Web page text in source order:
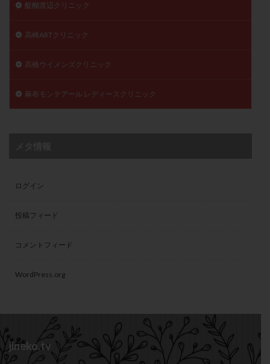
醍醐渡辺クリニック
高崎ARTクリニック
高橋ウイメンズクリニック
麻布モンテアール レディースクリニック
ログイン
投稿フィード
コメントフィード
WordPress.org
jineko.tv